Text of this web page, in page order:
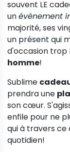
souvent LE
unévènement
majorité, ses
un présent qui
d'occasion trop
homme!
Sublime
prendra une
son cœur.
enfile pour ne
qui à travers ce
quotidien!